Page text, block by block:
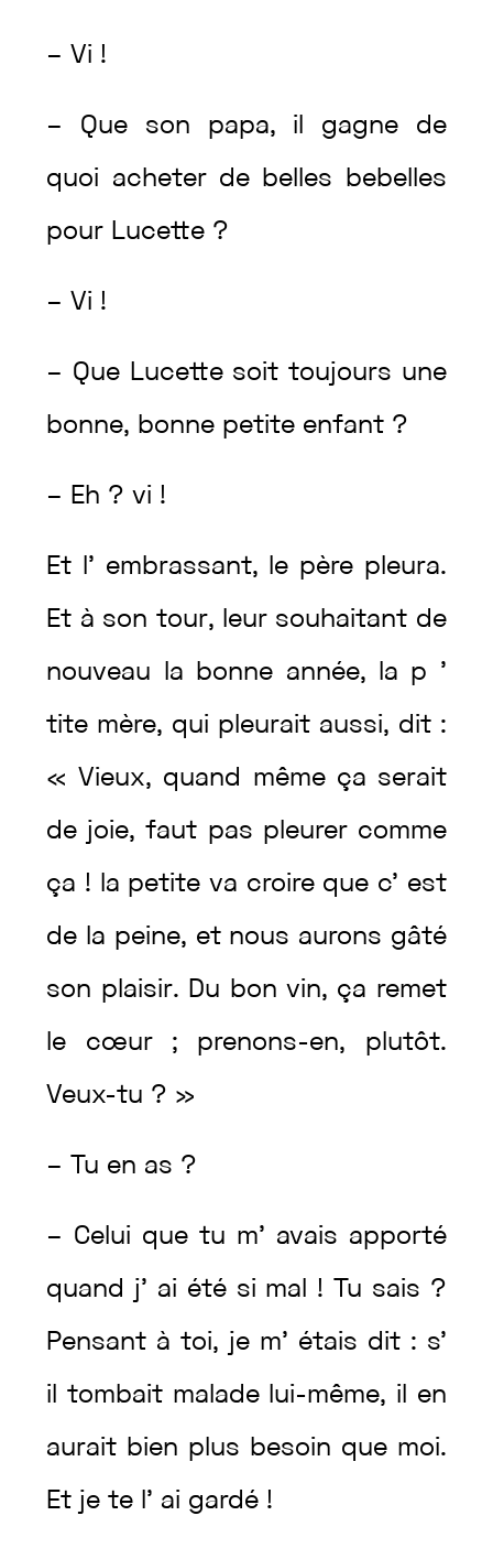
– Vi !
– Que son papa, il gagne de
quoi acheter de belles bebelles
pour Lucette ?
– Vi !
– Que Lucette soittoujours une
bonne, bonne petite enfant ?
– Eh ?vi !
Et l’ embrassant, le père pleura.
Et à son tour, leur souhaitant de
nouveau la bonne année, la p ’
tite mère, qui pleurait aussi, dit :
« Vieux, quand même ça serait
de joie,faut pas pleurer comme
ça ! la petiteva croire que c’ est
de la peine, et nous aurons gâté
son plaisir. Du bon vin, ça remet
le cœur ; prenons-en, plutôt.
Veux-tu ? »
– Tu en as ?
– Celui quetu m’ avais apporté
quand j’ ai été si mal ! Tu sais ?
Pensant àtoi, je m’ étais dit : s’
iltombait malade lui-même, il en
aurait bien plus besoin que moi.
Et jete l’ ai gardé !